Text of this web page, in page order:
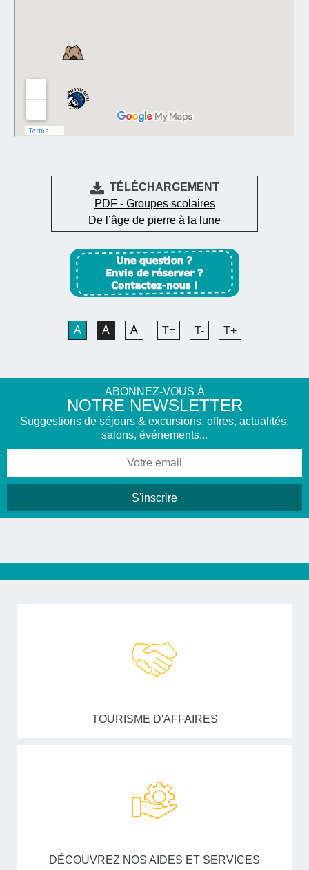
TÉLÉCHARGEMENT
PDF - Groupes scolaires
De l’âge de pierre à la lune
A A A T= T- T+
ABONNEZ-VOUS À
NOTRE NEWSLETTER
Suggestions de séjours & excursions, offres, actualités,
salons, événements...
TOURISME D'AFFAIRES
DÉCOUVREZ NOS AIDES ET SERVICES